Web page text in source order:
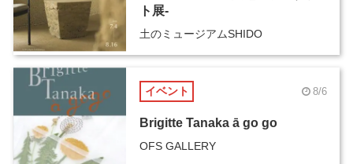
ト展-
土のミュージアムSHIDO
イベント 8/6
Brigitte Tanaka ā go go
OFS GALLERY